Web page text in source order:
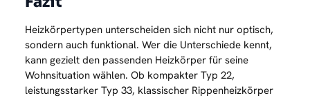
Heizkörpertypen unterscheiden sich nicht nur optisch,
sondern auch funktional. Wer die Unterschiede kennt,
kann gezielt den passenden Heizkörper für seine
Wohnsituation wählen. Ob kompakter Typ 22,
leistungsstarker Typ 33, klassischer Rippenheizkörper